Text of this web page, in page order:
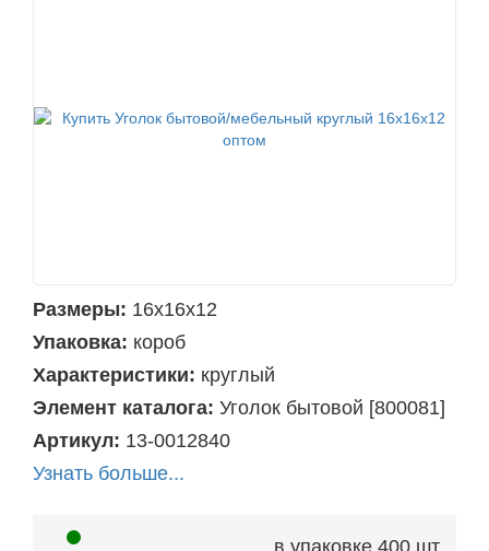
Размеры: 16х16х12
Упаковка: короб
Характеристики: круглый
Элемент каталога: Уголок бытовой [800081]
Артикул: 13-0012840
Узнать больше...